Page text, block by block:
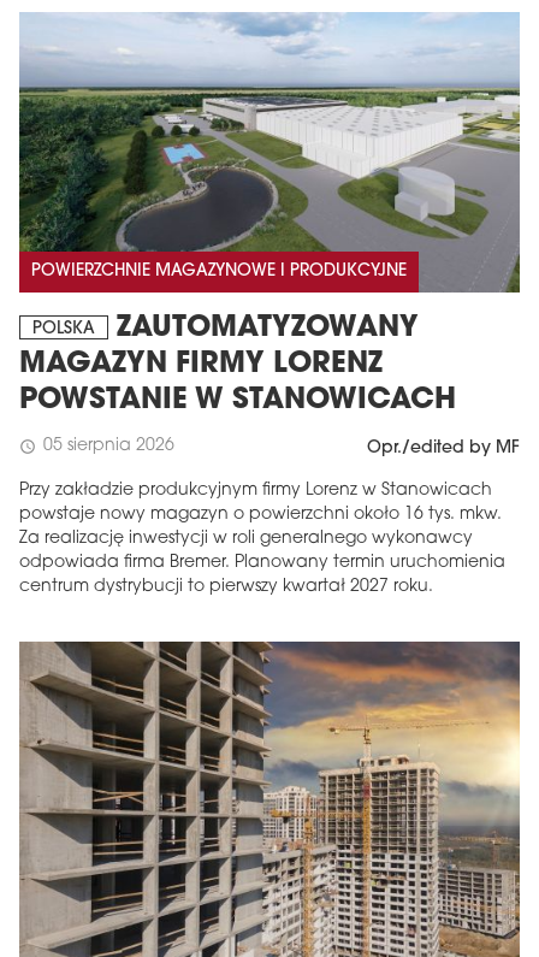
POWIERZCHNIE MAGAZYNOWE I PRODUKCYJNE
POLSKA
ZAUTOMATYZOWANY
MAGAZYN FIRMY LORENZ
POWSTANIE W STANOWICACH
schedule 05 sierpnia 2026 Opr./edited by MF
Przy zakładzie produkcyjnym firmy Lorenz w Stanowicach
powstaje nowy magazyn o powierzchni około 16 tys. mkw.
Za realizację inwestycji w roli generalnego wykonawcy
odpowiada firma Bremer. Planowany termin uruchomienia
centrum dystrybucji to pierwszy kwartał 2027 roku.